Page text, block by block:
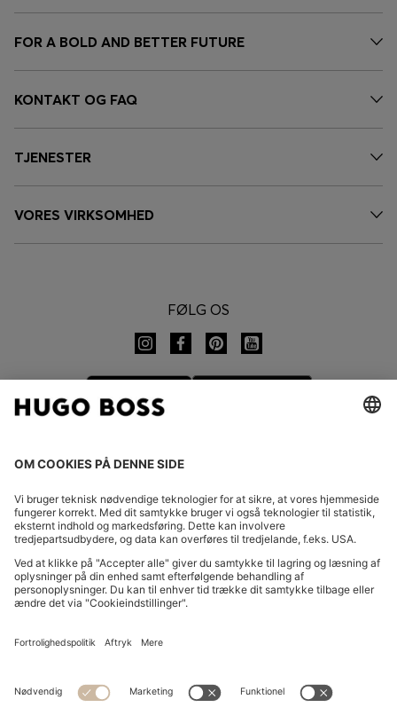
FOR A BOLD AND BETTER FUTURE
KONTAKT OG FAQ
TJENESTER
VORES VIRKSOMHED
FØLG OS
Indgive fortrydelseOfte stillede spørgsmål Forlag
Databeskyttelseserklæring
Databeskyttelseserklæring for HUGO BOSS EXPERIENCE